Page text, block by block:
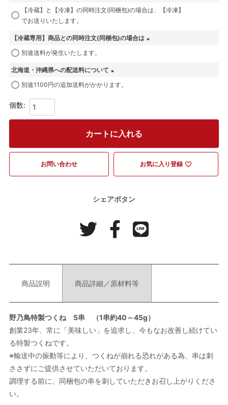
(
)
【冷蔵】と【冷凍】の同時注文(同梱包)の場合は、【冷凍】
でお送りいたします。
【冷蔵専用】商品との同時注文(同梱包)の場合は
別途送料が発生いたします。
北海道・沖縄県への配送料について
(
別途1100円の追加送料がかかります。
カートに入れる
お問い合わせ お気に入り登録
シェアボタン
商品説明 商品詳細／原材料等
野乃鳥特製つくね 5串 （1串約40～45g）
創業23年、常に「美味しい」を追求し、今もなお改善し続けてい
る特製つくねです。
※輸送中の振動等により、つくねが崩れる恐れがある為、串は刺
ささずにご提供させていただいております。
調理する前に、同梱包の串を刺していただきお召し上がりくださ
い。